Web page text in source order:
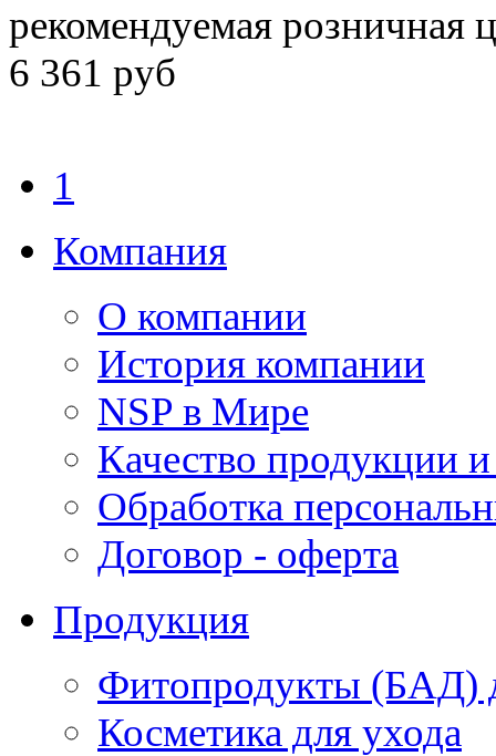
рекомендуемая розничная
6 361 руб
1
Компания
О компании
История компании
NSP в Мире
Качество продукции
Обработка
Договор - оферта
Продукция
Фитопродукты (БАД)
Косметика для ухода